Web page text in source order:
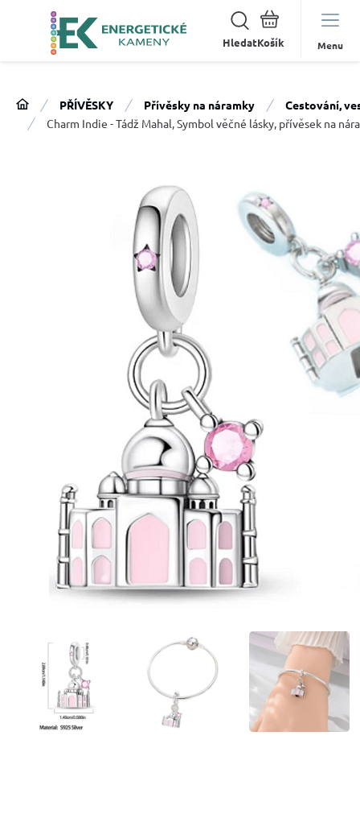
Hledat Menu
PŘÍVĚSKY Přívěsky na náramky
Cestování,
Charm Indie - Tádž Mahal, Symbol věčné lásky, přívěsek na